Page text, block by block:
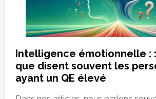
Intelligence émotionnelle :
que disent souvent les
ayant un QE élevé